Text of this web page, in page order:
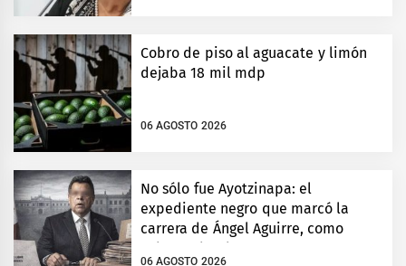
Cobro de piso al aguacate y limón
dejaba 18 mil mdp
06 AGOSTO 2026
No sólo fue Ayotzinapa: el
expediente negro que marcó la
carrera de Ángel Aguirre, como
gobernador de Guerrero
06 AGOSTO 2026